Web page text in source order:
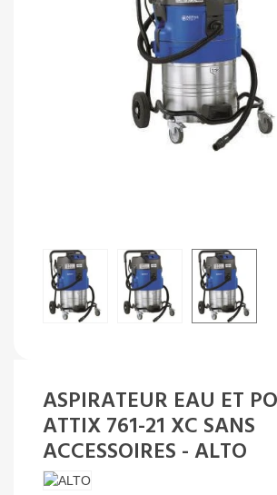
ASPIRATEUR EAU ET
ATTIX 761-21 XC SANS
ACCESSOIRES - ALTO